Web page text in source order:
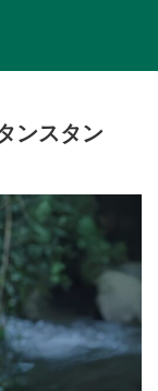
ンスタン